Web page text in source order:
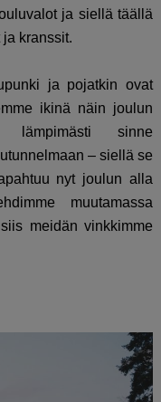
ja siellä täällä
kranssit.
ja pojatkin ovat
ikinä näin joulun
lämpimästi sinne
– siellä se
nyt joulun alla
muutamassa
meidän vinkkimme